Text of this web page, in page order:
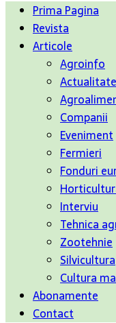
Prima Pagina
Revista
Articole
Agroinfo
Actualitate
Companii
Eveniment
Fermieri
Fonduri
Interviu
Tehnica
Zootehnie
Silvicultura
Cultura
Abonamente
Contact